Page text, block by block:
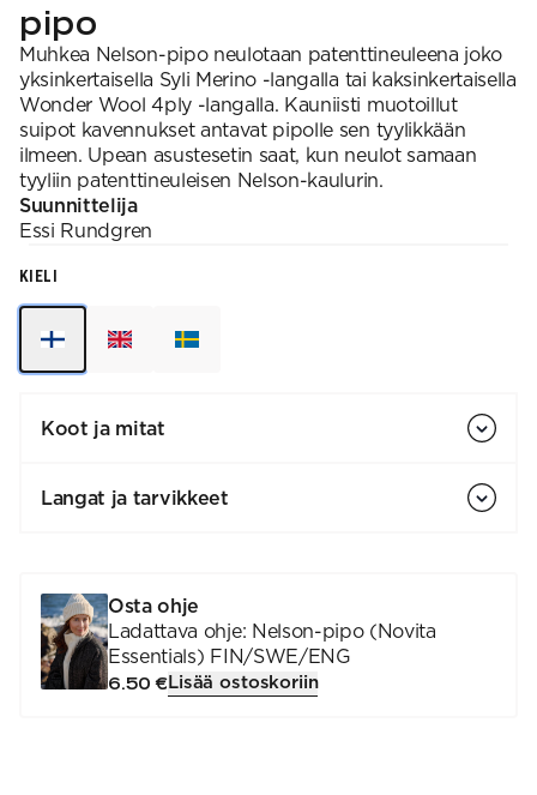
pipo
Muhkea Nelson-pipo neulotaan patenttineuleena joko
yksinkertaisella Syli Merino -langalla tai kaksinkertaisella
Wonder Wool 4ply -langalla. Kauniisti muotoillut
suipot kavennukset antavat pipolle sen tyylikkään
ilmeen. Upean asustesetin saat, kun neulot samaan
tyyliin patenttineuleisen Nelson-kaulurin.
Suunnittelija
Essi Rundgren
KIELI
Koot ja mitat
Langat ja tarvikkeet
Osta ohje
Ladattava ohje: Nelson-pipo (Novita
Essentials) FIN/SWE/ENG
6.50 €Lisää ostoskoriin